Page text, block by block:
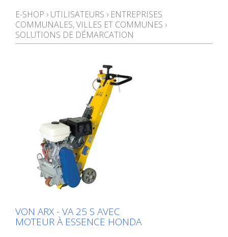
E-SHOP › UTILISATEURS › ENTREPRISES
COMMUNALES, VILLES ET COMMUNES ›
SOLUTIONS DE DÉMARCATION
VON ARX - VA 25 S AVEC
MOTEUR À ESSENCE HONDA